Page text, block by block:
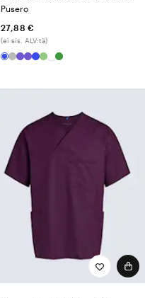
Pusero
27,88 €
(ei sis. ALV:tä)